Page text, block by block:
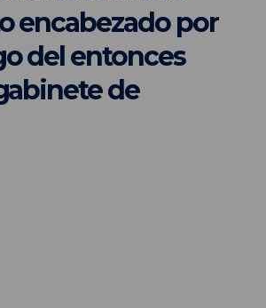
encabezado por
del entonces
de